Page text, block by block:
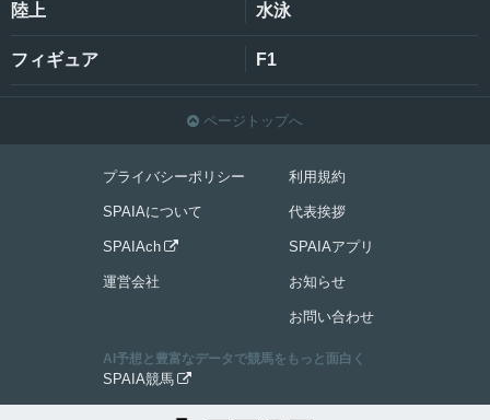
陸上 水泳
フィギュア F1
 ページトップへ
プライバシーポリシー
SPAIAについて
SPAIAch 
運営会社
利用規約
代表挨拶
SPAIAアプリ
お知らせ
お問い合わせ
AI予想と豊富なデータで競馬をもっと面白く
SPAIA競馬 